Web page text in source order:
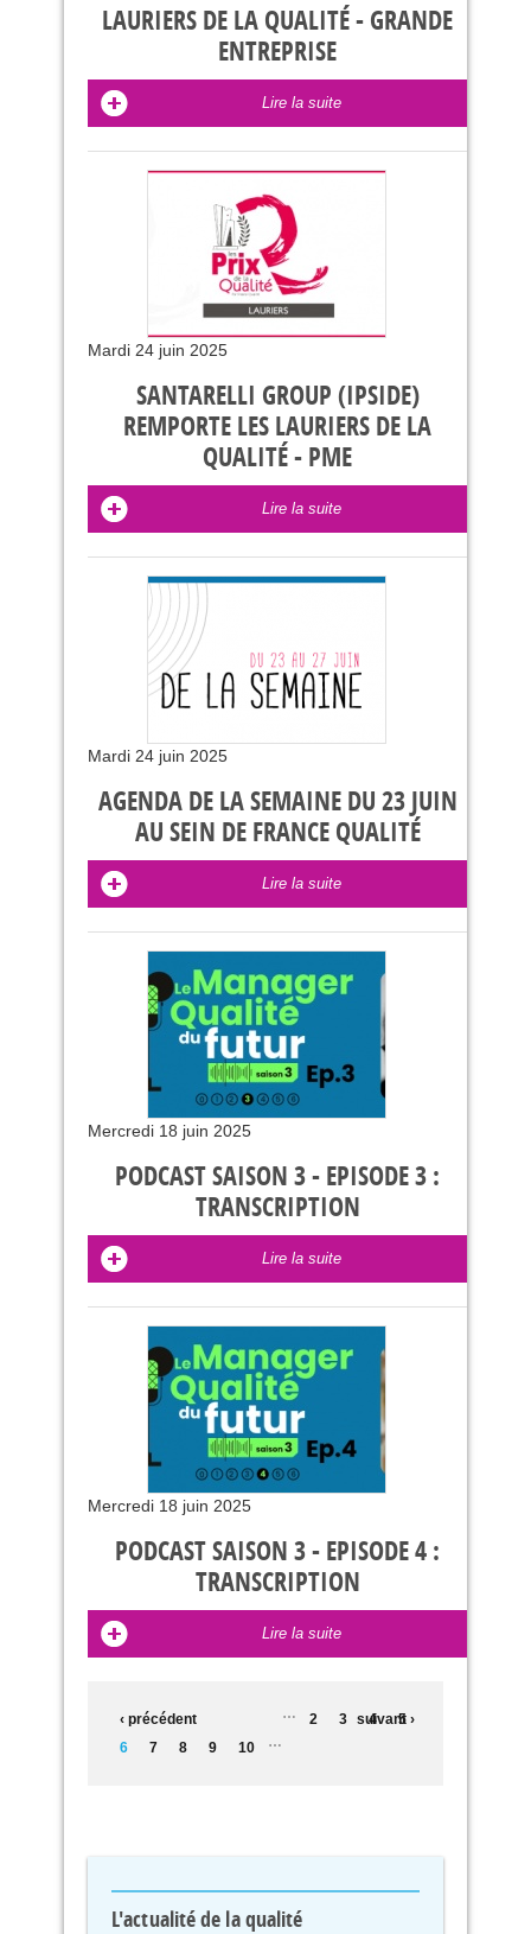
LAURIERS DE LA QUALITÉ - GRANDE
ENTREPRISE
Lire la suite
Mardi 24 juin 2025
SANTARELLI GROUP (IPSIDE)
REMPORTE LES LAURIERS DE LA
QUALITÉ - PME
Lire la suite
Mardi 24 juin 2025
AGENDA DE LA SEMAINE DU 23 JUIN
AU SEIN DE FRANCE QUALITÉ
Lire la suite
Mercredi 18 juin 2025
PODCAST SAISON 3 - EPISODE 3 :
TRANSCRIPTION
Lire la suite
Mercredi 18 juin 2025
PODCAST SAISON 3 - EPISODE 4 :
TRANSCRIPTION
Lire la suite
PAGES
‹ précédent … 2 3 4
5
6
7 8 9 10 …
suivant ›
L'actualité de la qualité